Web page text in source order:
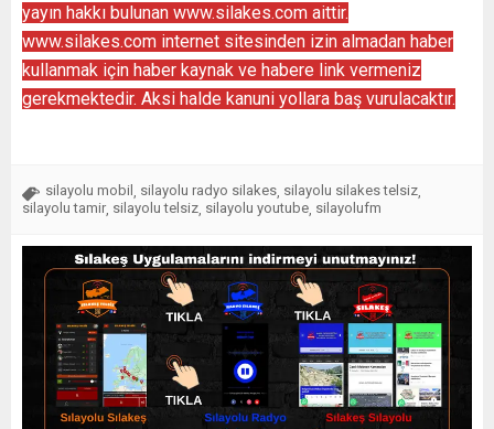
yayın hakkı bulunan www.silakes.com aittir.
www.silakes.com internet sitesinden izin almadan haber
kullanmak için haber kaynak ve habere link vermeniz
gerekmektedir. Aksi halde kanuni yollara baş vurulacaktır.
silayolu mobil silayolu radyo silakes silayolu silakes telsiz
silayolu tamir silayolu telsiz silayolu youtube silayolufm